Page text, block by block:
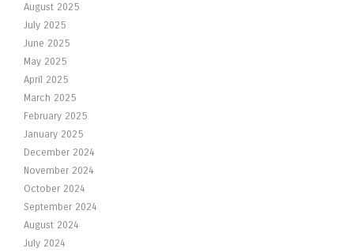
August 2025
July 2025
June 2025
May 2025
April 2025
March 2025
February 2025
January 2025
December 2024
November 2024
October 2024
September 2024
August 2024
July 2024